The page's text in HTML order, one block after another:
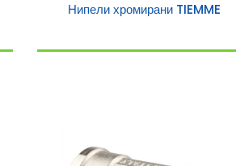
Нипели хромирани TIEMME